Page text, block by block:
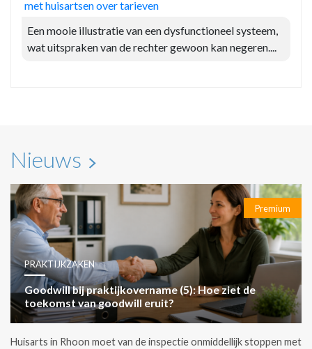
met huisartsen over tarieven
Een mooie illustratie van een dysfunctioneel systeem,
wat uitspraken van de rechter gewoon kan negeren....
Nieuws
Premium
PRAKTIJKZAKEN
Goodwill bij praktijkovername (5): Hoe ziet de
toekomst van goodwill eruit?
Huisarts in Rhoon moet van de inspectie onmiddellijk stoppen met